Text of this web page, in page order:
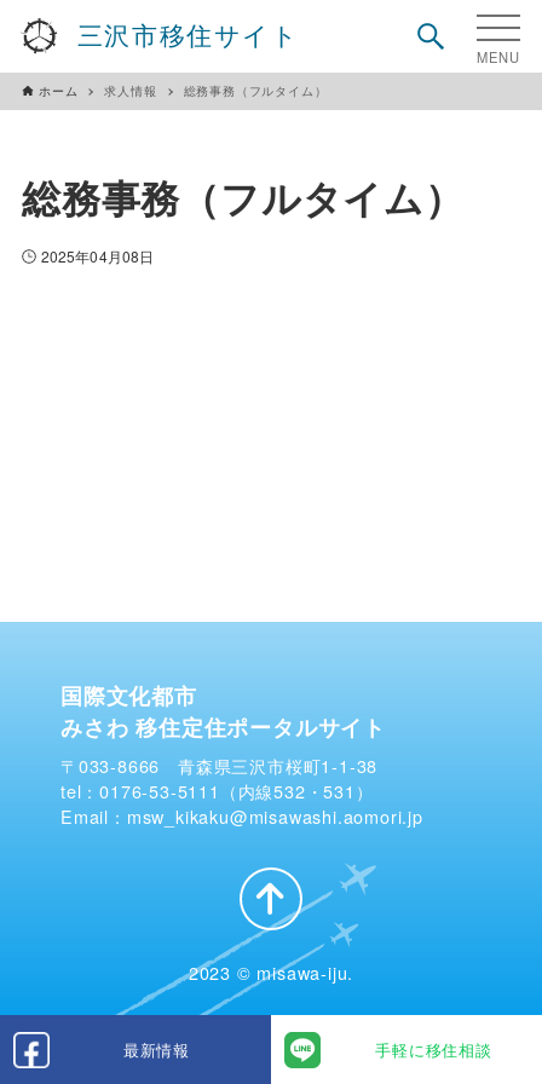
三沢市移住サイト
最新情報 手軽に移住相談
ホーム 求人情報 総務事務（フルタイム）
総務事務（フルタイム）
2025年04月08日
国際文化都市
みさわ 移住定住ポータルサイト
〒033-8666 青森県三沢市桜町1-1-38
tel：0176-53-5111（内線532・531）
Email：msw_kikaku@misawashi.aomori.jp
2023 © misawa-iju.